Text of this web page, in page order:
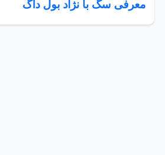
معرفی سگ با نژاد بول داگ